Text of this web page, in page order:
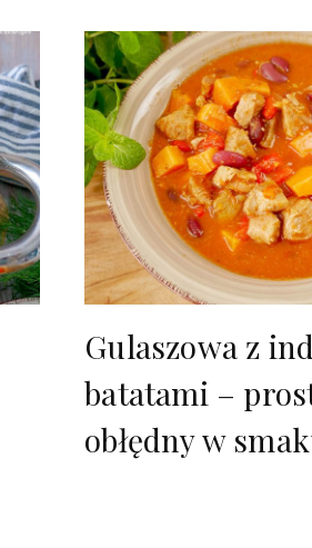
Gulaszowa z
batatami –
obłędny w